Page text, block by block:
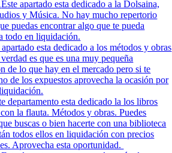
Este apartado esta dedicado a la Dolsaina,
y Música. No hay mucho repertorio
puedas encontrar algo que te pueda
todo en liquidación.
apartado esta dedicado a los métodos y obras
es que es una muy pequeña
de lo que hay en el mercado pero si te
de los expuestos aprovecha la ocasión por
departamento esta dedicado la los libros
la flauta. Métodos y obras. Puedes
buscas o bien hacerte con una biblioteca
todos ellos en liquidación con precios
Aprovecha esta oportunidad.